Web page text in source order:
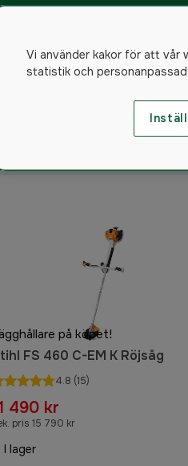
på köpet!
FS 460 C-EM K Röjsåg
4.8 (15)
490 kr
pris 15 790 kr
I lager
Vi använder kakor för att vår
statistik och personanpassad